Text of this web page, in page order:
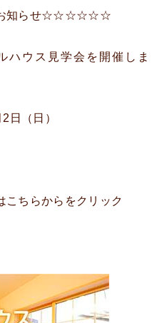
知らせ☆☆☆☆☆☆
ハウス見学会を開催しま
（日）
こちらからをクリック